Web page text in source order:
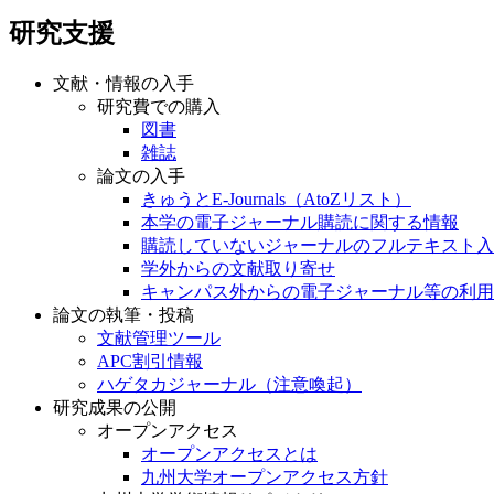
研究支援
文献・情報の入手
研究費での購入
図書
雑誌
論文の入手
きゅうとE-Journals（AtoZリスト）
本学の電子ジャーナル購読に関する情報
購読していないジャーナルのフルテキスト
学外からの文献取り寄せ
キャンパス外からの電子ジャーナル等の利用
論文の執筆・投稿
文献管理ツール
APC割引情報
ハゲタカジャーナル（注意喚起）
研究成果の公開
オープンアクセス
オープンアクセスとは
九州大学オープンアクセス方針